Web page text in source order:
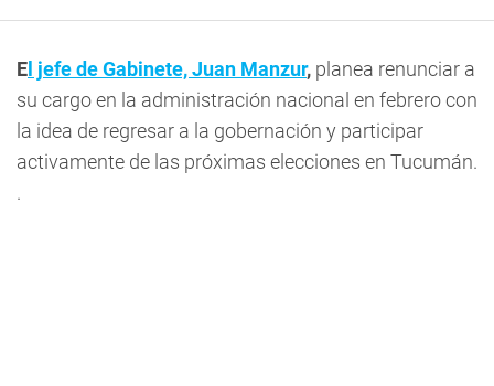
El jefe de Gabinete, Juan Manzur, planea renunciar a
su cargo en la administración nacional en febrero con
la idea de regresar a la gobernación y participar
activamente de las próximas elecciones en Tucumán.
.